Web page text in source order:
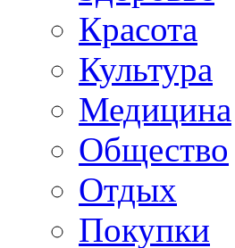
Красота
Культура
Медицина
Общество
Отдых
Покупки